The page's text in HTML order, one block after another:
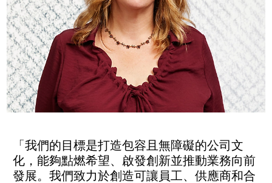
「我們的目標是打造包容且無障礙的公司文
化，能夠點燃希望、啟發創新並推動業務向前
發展。我們致力於創造可讓員工、供應商和合